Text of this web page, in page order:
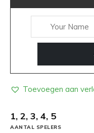
Toevoegen aan
1, 2, 3, 4, 5
AANTAL SPELERS